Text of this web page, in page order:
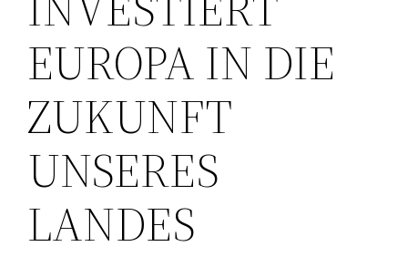
EUROPA IN DIE
ZUKUNFT
UNSERES
LANDES